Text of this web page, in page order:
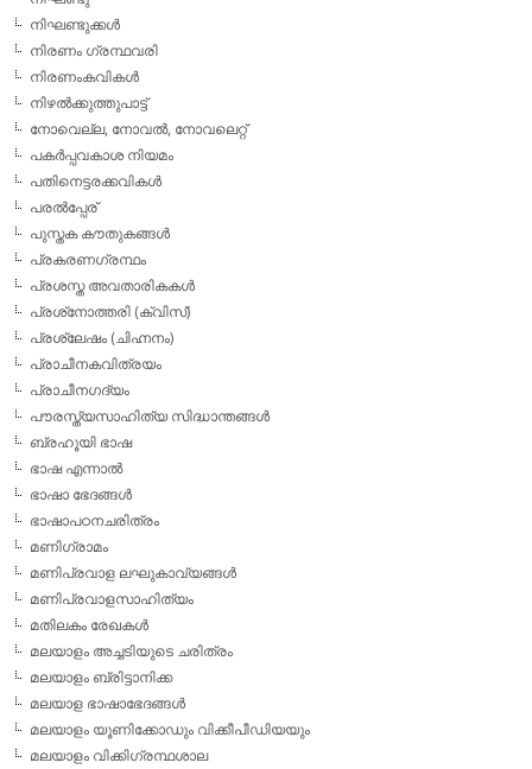
നിഘണ്ടുക്കള്‍
നിരണം ഗ്രന്ഥവരി
നിരണംകവികള്‍
നിഴല്‍ക്കുത്തുപാട്ട്
നോവെല്ല, നോവല്‍, നോവലെറ്റ്
പകര്‍പ്പവകാശ നിയമം
പതിനെട്ടരക്കവികള്‍
പരല്‍പ്പേര്
പുസ്തക കൗതുകങ്ങള്‍
പ്രകരണഗ്രന്ഥം
പ്രശസ്ത അവതാരികകള്‍
പ്രശ്‌നോത്തരി (ക്വിസ്)
പ്രശ്ലേഷം (ചിഹ്നനം)
പ്രാചീനകവിത്രയം
പ്രാചീനഗദ്യം
പൗരസ്ത്യസാഹിത്യ സിദ്ധാന്തങ്ങള്‍
ബ്രഹൂയി ഭാഷ
ഭാഷ എന്നാല്‍
ഭാഷാ ഭേദങ്ങള്‍
ഭാഷാപഠനചരിത്രം
മണിഗ്രാമം
മണിപ്രവാള ലഘുകാവ്യങ്ങള്‍
മണിപ്രവാളസാഹിത്യം
മതിലകം രേഖകള്‍
മലയാളം അച്ചടിയുടെ ചരിത്രം
മലയാളം ബ്രിട്ടാനിക്ക
മലയാള ഭാഷാഭേദങ്ങള്‍
മലയാളം യൂണിക്കോഡും വിക്കീപീഡിയയും
മലയാളം വിക്കിഗ്രന്ഥശാല